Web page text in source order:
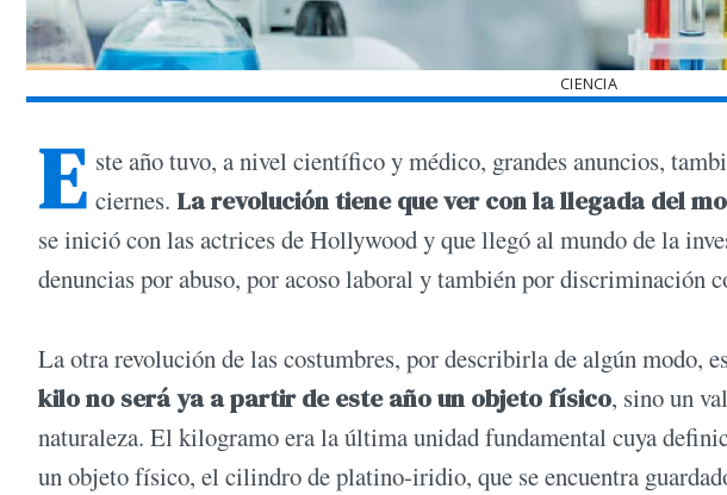
CIENCIA
E ste año tuvo, a nivel científico y médico, grandes anuncios,
ciernes. La revolución tiene que ver con la llegada del
se inició con las actrices de Hollywood y que llegó al mundo de la
denuncias por abuso, por acoso laboral y también por discriminación
La otra revolución de las costumbres, por describirla de algún modo,
kilo no será ya a partir de este año un objeto físico, sino un
naturaleza. El kilogramo era la última unidad fundamental cuya
un objeto físico, el cilindro de platino-iridio, que se encuentra